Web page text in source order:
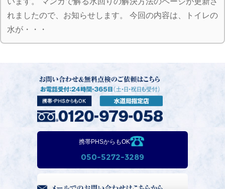
れましたので、お知らせします。 今回の内容は、トイレの
水が・・・
携帯PHSからもOK
050-5272-3289